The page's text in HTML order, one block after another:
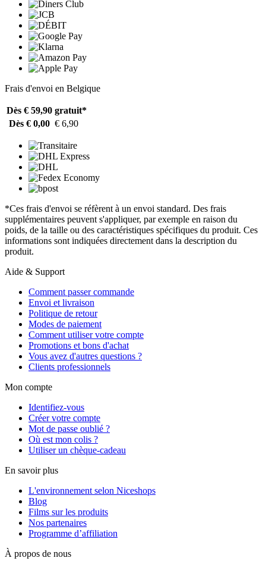
Frais d'envoi en Belgique
Dès € 59,90 gratuit*
Dès € 0,00 € 6,90
*Ces frais d'envoi se réfèrent à un envoi standard. Des frais
supplémentaires peuvent s'appliquer, par exemple en raison du
poids, de la taille ou des caractéristiques spécifiques du produit. Ces
informations sont indiquées directement dans la description du
produit.
Aide & Support
Comment passer commande
Envoi et livraison
Politique de retour
Modes de paiement
Comment utiliser votre compte
Promotions et bons d'achat
Vous avez d'autres questions ?
Clients professionnels
Mon compte
Identifiez-vous
Créer votre compte
Mot de passe oublié ?
Où est mon colis ?
Utiliser un chèque-cadeau
En savoir plus
L'environnement selon Niceshops
Blog
Films sur les produits
Nos partenaires
Programme d’affiliation
À propos de nous